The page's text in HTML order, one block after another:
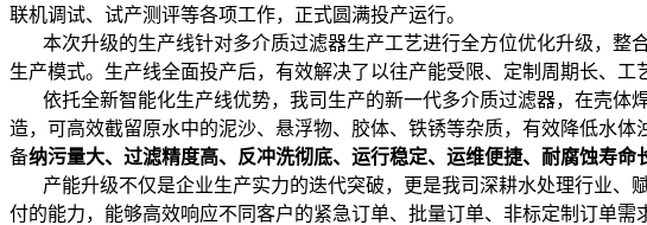
联机调试、试产测评等各项工作，正式圆满投产运行。
本次升级的生产线针对多介质过滤器生产工艺进行全方位优化升级，整
生产模式。生产线全面投产后，有效解决了以往产能受限、定制周期长、
依托全新智能化生产线优势，我司生产的新一代多介质过滤器，在壳体
造，可高效截留原水中的泥沙、悬浮物、胶体、铁锈等杂质，有效降低水
备纳污量大、过滤精度高、反冲洗彻底、运行稳定、运维便捷、耐腐蚀寿命
产能升级不仅是企业生产实力的迭代突破，更是我司深耕水处理行业、
付的能力，能够高效响应不同客户的紧急订单、批量订单、非标定制订单需